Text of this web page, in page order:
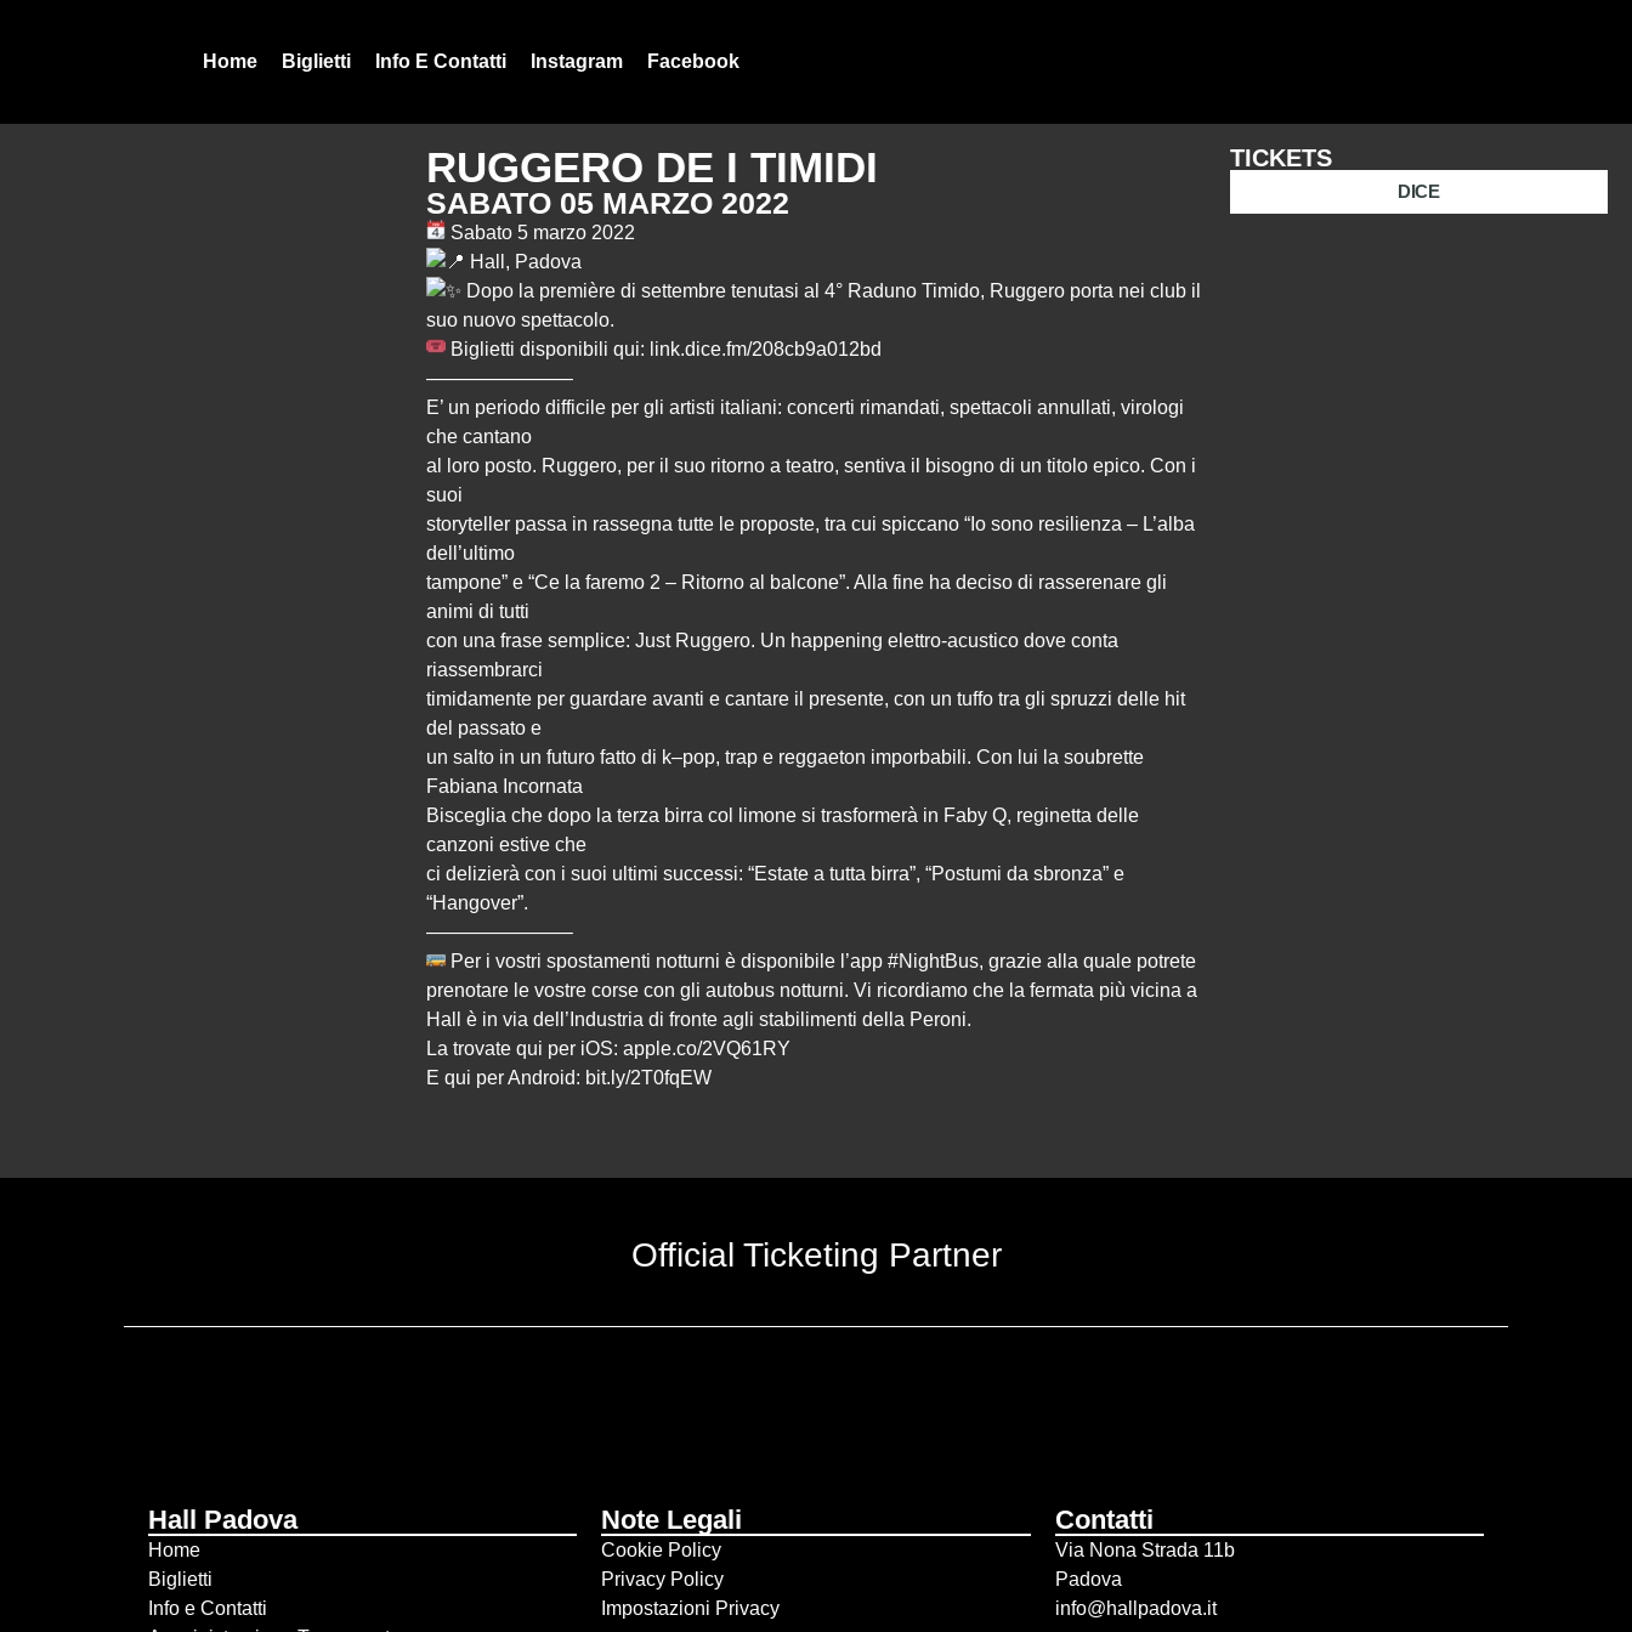
Home Biglietti Info E Contatti Instagram Facebook
RUGGERO DE I TIMIDI
SABATO 05 MARZO 2022
Sabato 5 marzo 2022
Hall, Padova
Dopo la première di settembre tenutasi al 4° Raduno Timido, Ruggero porta nei club il
suo nuovo spettacolo.
Biglietti disponibili qui: link.dice.fm/208cb9a012bd
———————–
E’ un periodo difficile per gli artisti italiani: concerti rimandati, spettacoli annullati, virologi
che cantano
al loro posto. Ruggero, per il suo ritorno a teatro, sentiva il bisogno di un titolo epico. Con i
suoi
storyteller passa in rassegna tutte le proposte, tra cui spiccano “Io sono resilienza – L’alba
dell’ultimo
tampone” e “Ce la faremo 2 – Ritorno al balcone”. Alla fine ha deciso di rasserenare gli
animi di tutti
con una frase semplice: Just Ruggero. Un happening elettro-acustico dove conta
riassembrarci
timidamente per guardare avanti e cantare il presente, con un tuffo tra gli spruzzi delle hit
del passato e
un salto in un futuro fatto di k–pop, trap e reggaeton imporbabili. Con lui la soubrette
Fabiana Incornata
Bisceglia che dopo la terza birra col limone si trasformerà in Faby Q, reginetta delle
canzoni estive che
ci delizierà con i suoi ultimi successi: “Estate a tutta birra”, “Postumi da sbronza” e
“Hangover”.
———————–
Per i vostri spostamenti notturni è disponibile l’app #NightBus, grazie alla quale potrete
prenotare le vostre corse con gli autobus notturni. Vi ricordiamo che la fermata più vicina a
Hall è in via dell’Industria di fronte agli stabilimenti della Peroni.
La trovate qui per iOS: apple.co/2VQ61RY
E qui per Android: bit.ly/2T0fqEW
TICKETS
DICE
Official Ticketing Partner
Hall Padova
Home
Biglietti
Info e Contatti
Note Legali
Cookie Policy
Privacy Policy
Impostazioni Privacy
Contatti
Via Nona Strada 11b
Padova
info@hallpadova.it